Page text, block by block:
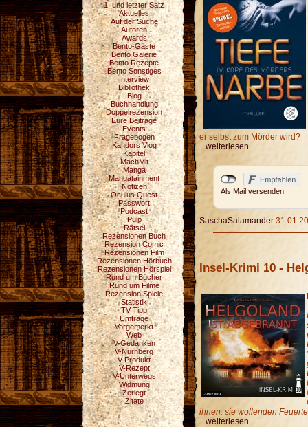
1. und letzter Satz
Aktuelles
Auf der Suche
Autoren
Awards
Bento-Gäste
Bento Galerie
Bento Rezepte
Bento Sonstiges
Interview
Bibliothek
Blog
Buchhandlung
Doppelrezension
Eure Beiträge
Events
Fragebogen
Kahdors Vlog
Kapitel
MachMit
Manga
Mangatainment
Notizen
Oculus Quest
Passwort
Podcast
Pulp
Rätsel
Rezensionen Buch
Rezension Comic
Rezensionen Film
Rezensionen Hörbuch
Rezensionen Hörspiel
Rund um Bücher
Rund um Filme
Rezension Spiele
Statistik
TV Tipp
Umfrage
Vorgemerkt
Web
V-Gedanken
V-Nürnberg
V-Produkt
V-Rezept
V-Unterwegs
Widmung
Zerlegt
Zitate
er selbst zum Mörder wird?
...weiterlesen
Als Mail versenden
SaschaSalamander
Insel-Krimi 10 -
ihnen: sie wollenden
... weiterlesen